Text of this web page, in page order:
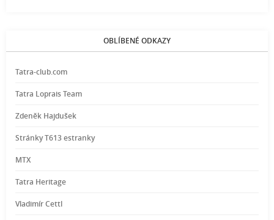
OBLÍBENÉ ODKAZY
Tatra-club.com
Tatra Loprais Team
Zdeněk Hajdušek
Stránky T613 estranky
MTX
Tatra Heritage
Vladimír Cettl